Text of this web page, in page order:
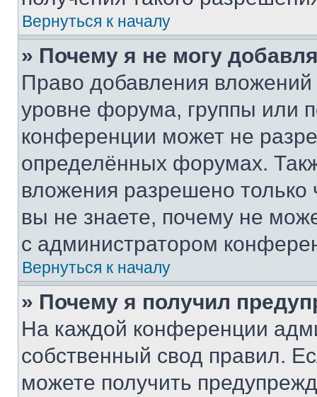
Вернуться к началу
» Почему я не могу
Право добавления
уровне форума, группы или
конференции может не
определённых форумах.
вложения разрешено
вы не знаете, почему не
с администратором
Вернуться к началу
» Почему я получил
На каждой конференции
собственный свод правил.
можете получить